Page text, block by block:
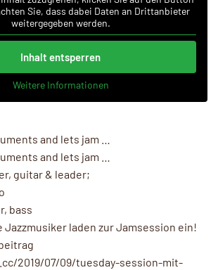
Sie, dass dabei Daten an Drittanbieter
weitergegeben werden.
Inhalt entsperren
Weitere Informationen
and lets jam …
and lets jam …
guitar & leader;
bass
laden zur Jamsession ein!
2019/07/09/tuesday-session-mit-